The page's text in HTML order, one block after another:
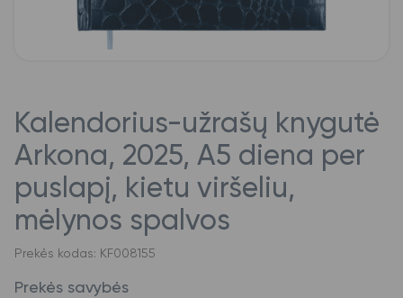
Kalendorius-užrašų knygutė
Arkona, 2025, A5 diena per
puslapį, kietu viršeliu,
mėlynos spalvos
Prekės kodas: KF008155
Prekės savybės